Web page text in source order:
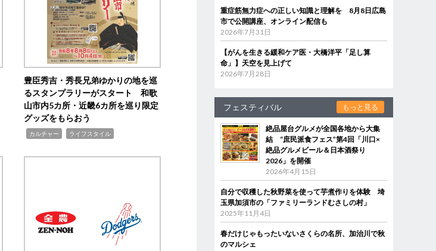
豊臣秀吉・秀長兄弟ゆかりの地を巡
るスタンプラリーがスタート 和歌
山市内5カ所・近畿6カ所を巡り限定
グッズをもらおう
カルチャー ライフスタイル
重症筋無力症への正しい知識と理解を 8月8日広島
市で公開講座、オンライン配信も
2026年7月31日
【がんを生きる緩和ケア医・大橋洋平「足し算
命」】天空を見上げて
2026年7月28日
フェスティバル もっと見る
絶品屋台グルメが全国各地から大集
結 “庶民派食フェス”第4回「川口×
絶品グルメビール＆日本酒祭り
2026」を開催
2026年4月15日
自分で収穫した秋野菜を使って芋煮作りを体験 埼
玉県加須市の「ファミリーランドむさしの村」
2025年11月4日
春だけじゃもったいないさくらの名所、加治川で秋
のマルシェ